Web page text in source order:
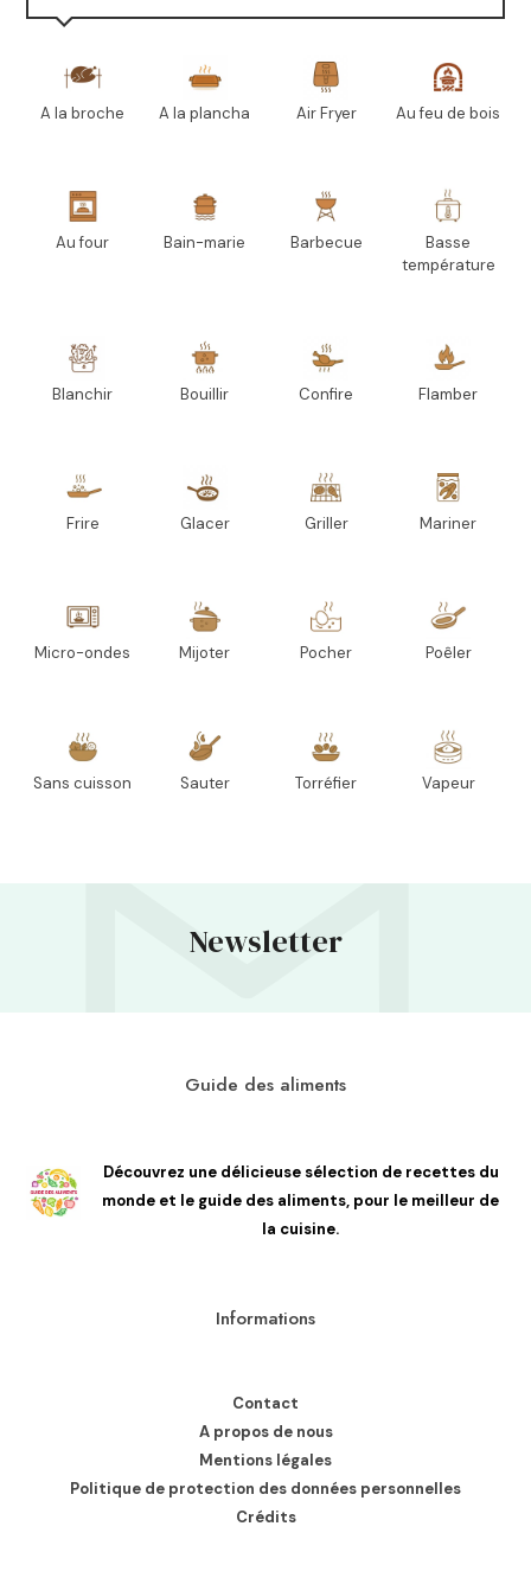
A la broche A la plancha Air Fryer Au feu de bois
Au four Bain-marie Barbecue
Basse
température
Blanchir Bouillir Confire Flamber
Frire Glacer Griller Mariner
Micro-ondes Mijoter Pocher Poêler
Sans cuisson Sauter Torréfier Vapeur
Newsletter
Guide des aliments
Découvrez une délicieuse sélection de recettes du
monde et le guide des aliments, pour le meilleur de
la cuisine.
Informations
Contact
A propos de nous
Mentions légales
Politique de protection des données personnelles
Crédits